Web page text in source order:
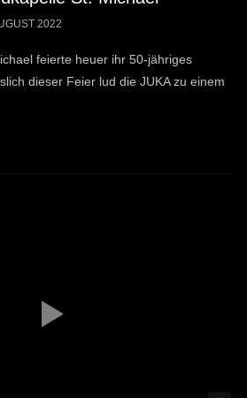
2022
feierte heuer ihr 50-jähriges
dieser Feier lud die JUKA zu einem